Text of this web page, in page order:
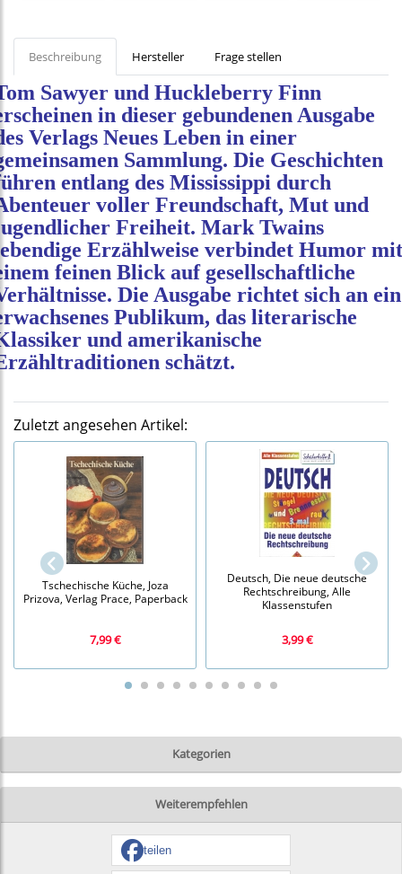
Kategorien
Beschreibung Hersteller Frage stellen
Sawyer und Huckleberry Finn
in dieser gebundenen Ausgabe
Verlags Neues Leben in einer
Sammlung. Die Geschichten
entlang des Mississippi durch
voller Freundschaft, Mut und
Freiheit. Mark Twains
Erzählweise verbindet Humor mit
feinen Blick auf gesellschaftliche
Die Ausgabe richtet sich an ein
Publikum, das literarische
und amerikanische
schätzt.
Zuletzt angesehen Artikel:
Tschechische Küche, Joza
Prizova, Verlag Prace, Paperback
7,99 €
Deutsch, Die neue deutsche
Rechtschreibung, Alle
Klassenstufen
3,99 €
Weiterempfehlen
teilen